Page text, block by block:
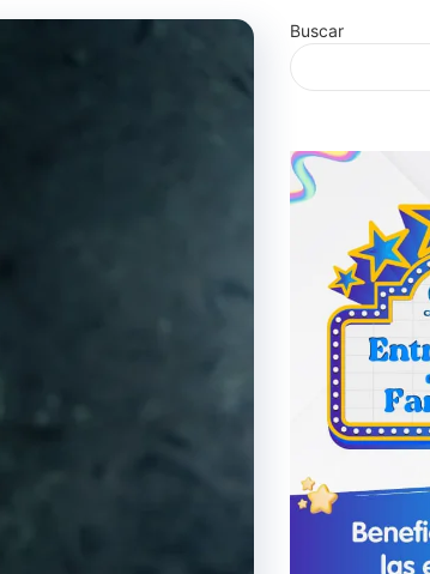
Buscar